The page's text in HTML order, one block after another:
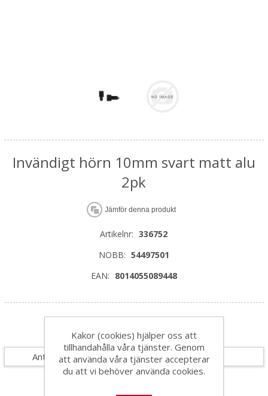
Invändigt hörn 10mm svart matt alu
2pk
Jämför denna produkt
Artikelnr: 336752
NOBB: 54497501
EAN: 8014055089448
Specifikationer
Antal i förpackning 1
Kakor (cookies) hjälper oss att
tillhandahålla våra tjänster. Genom
att använda våra tjänster accepterar
du att vi behöver använda cookies.